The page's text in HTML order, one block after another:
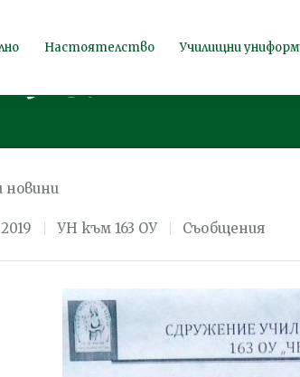
Настоятелство Училищни
Общо
г.
новини
УН към 163 ОУ Съобщения